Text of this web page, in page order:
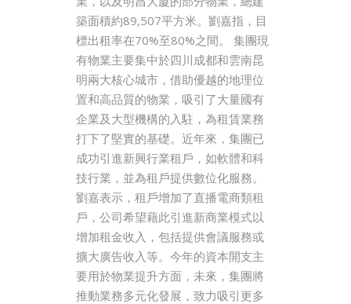
築面積約89,507平方米。劉嘉指，目
標出租率在70%至80%之間。 集團現
有物業主要集中於四川成都和雲南昆
明兩大核心城市，借助優越的地理位
置和高品質的物業，吸引了大量國有
企業及大型機構的入駐，為租賃業務
打下了堅實的基礎。近年來，集團已
成功引進新興行業租戶，如軟體和科
技行業，並為租戶提供數位化服務。
劉嘉表示，租戶增加了直播電商類租
戶，公司希望藉此引進新商業模式以
增加租金收入，包括提供會議服務或
擴大廣告收入等。今年的資本開支主
要用於物業提升方面，未來，集團將
推動業務多元化發展，致力吸引更多